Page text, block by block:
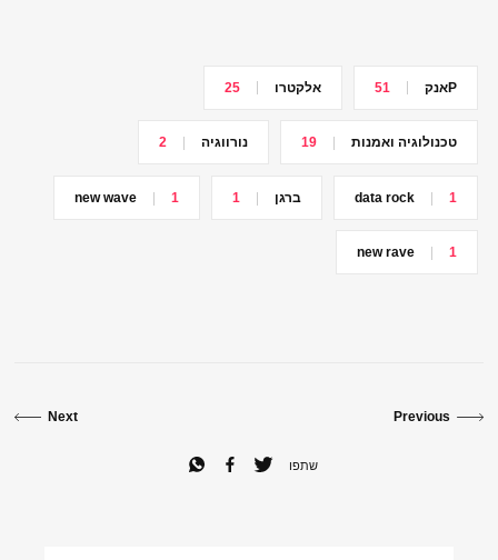
Pאנק 51 אלקטרו 25
טכנולוגיה ואמנות 19 נורווגיה 2
data rock 1 ברגן 1
new wave 1
new rave 1
Previous
Next
שתפו